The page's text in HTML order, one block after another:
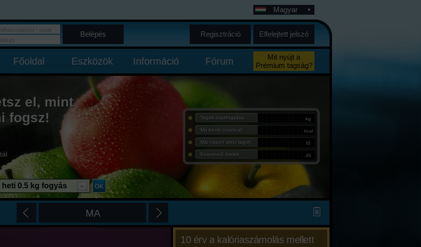
Magyar
Belépés Regisztráció Elfelejtett jelszó
Főoldal Eszközök Információ Fórum
Mit nyújt a
Prémium tagság?
el, mint
fogsz!
Tagok összfogyása: kg
Ma bevitt összkcal: kcal
Mai napon aktív tagok: fő
Kereshető ételek: db
heti 0.5 kg fogyás
MA
10 érv a kalóriaszámolás mellett